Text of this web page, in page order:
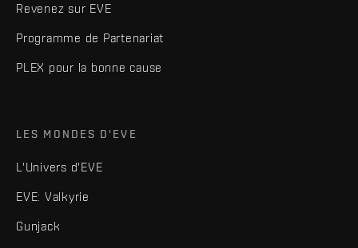
Revenez sur EVE
Programme de Partenariat
PLEX pour la bonne cause
LES MONDES D'EVE
L'Univers d'EVE
EVE: Valkyrie
Gunjack